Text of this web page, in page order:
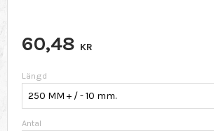
60,48 KR
Längd
Antal